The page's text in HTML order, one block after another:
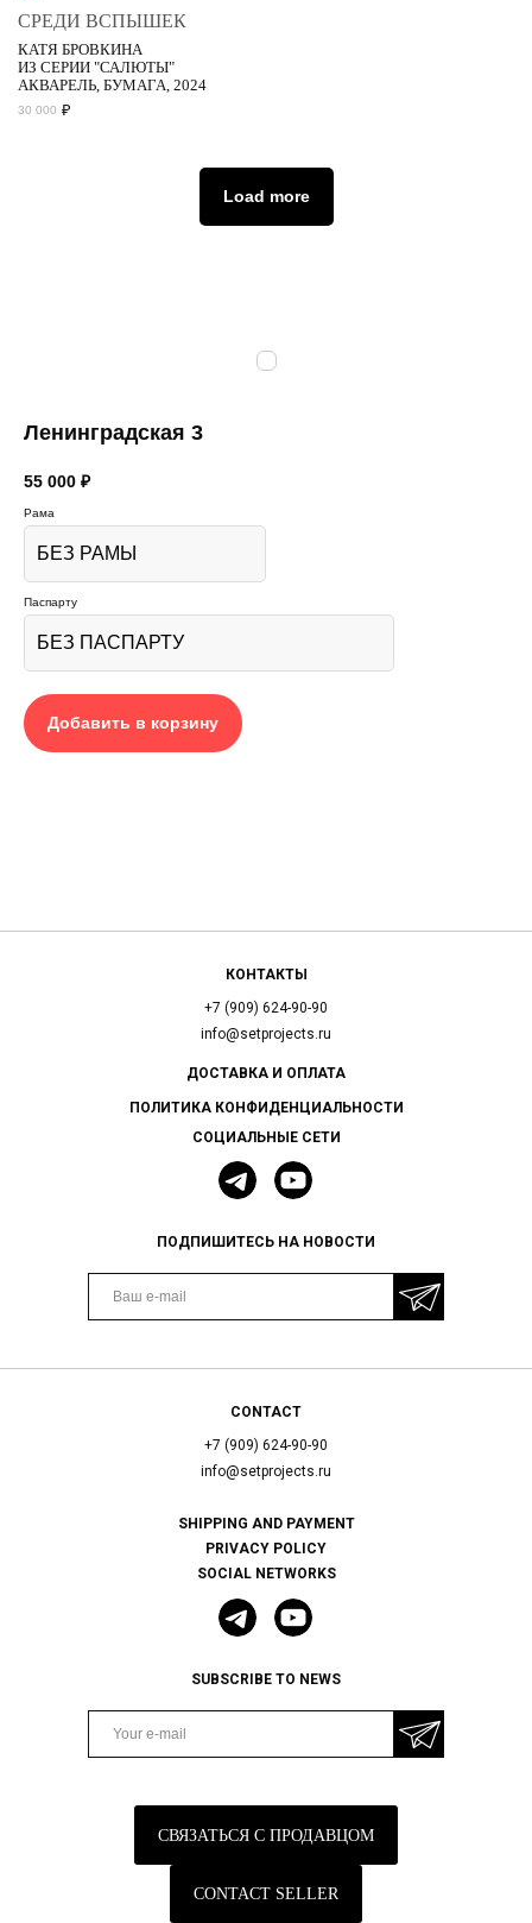
СРЕДИ ВСПЫШЕК
КАТЯ БРОВКИНА
ИЗ СЕРИИ "САЛЮТЫ"
АКВАРЕЛЬ, БУМАГА, 2024
30 000 ₽
Load more
Ленинградская 3
55 000 ₽
Рама
Паспарту
Добавить в корзину
КОНТАКТЫ
+7 (909) 624-90-90
info@setprojects.ru
СОЦИАЛЬНЫЕ СЕТИ
ПОДПИШИТЕСЬ НА НОВОСТИ
ДОСТАВКА И ОПЛАТА
ПОЛИТИКА КОНФИДЕНЦИАЛЬНОСТИ
CONTACT
+7 (909) 624-90-90
info@setprojects.ru
SOCIAL NETWORKS
SUBSCRIBE TO NEWS
SHIPPING AND PAYMENT
PRIVACY POLICY
СВЯЗАТЬСЯ С ПРОДАВЦОМ
CONTACT SELLER